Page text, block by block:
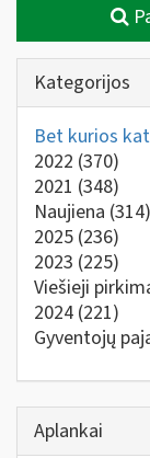
Kategorijos
Bet kurios
2022 (370)
2021 (348)
Naujiena (314)
2025 (236)
2023 (225)
Viešieji
2024 (221)
Gyventojų
Aplankai